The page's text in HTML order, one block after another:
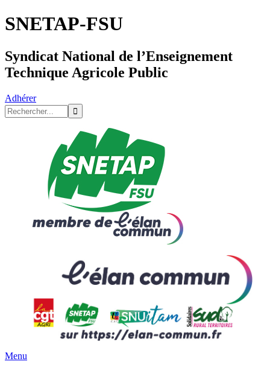
SNETAP-FSU
Syndicat National de l’Enseignement
Technique Agricole Public
Adhérer
Menu